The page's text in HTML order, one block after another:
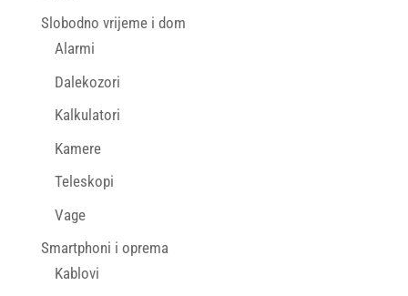
Slobodno vrijeme i dom
Alarmi
Dalekozori
Kalkulatori
Kamere
Teleskopi
Vage
Smartphoni i oprema
Kablovi